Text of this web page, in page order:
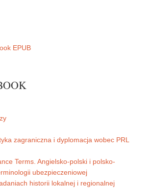
EPUB
zagraniczna i dyplomacja wobec PRL
Terms. Angielsko-polski i polsko-
ubezpieczeniowej
historii lokalnej i regionalnej